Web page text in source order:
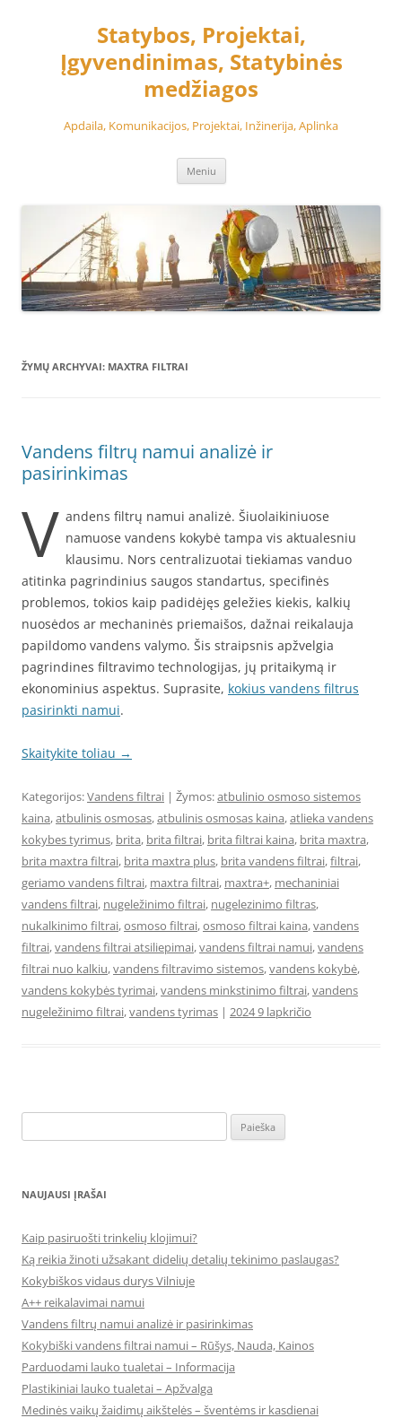
Statybos, Projektai,
Įgyvendinimas, Statybinės
medžiagos
Apdaila, Komunikacijos, Projektai, Inžinerija, Aplinka
Meniu
ŽYMŲ ARCHYVAI: MAXTRA FILTRAI
Vandens filtrų namui analizė ir
pasirinkimas
V andens filtrų namui analizė. Šiuolaikiniuose
namuose vandens kokybė tampa vis aktualesniu
klausimu. Nors centralizuotai tiekiamas vanduo
atitinka pagrindinius saugos standartus, specifinės
problemos, tokios kaip padidėjęs geležies kiekis, kalkių
nuosėdos ar mechaninės priemaišos, dažnai reikalauja
papildomo vandens valymo. Šis straipsnis apžvelgia
pagrindines filtravimo technologijas, jų pritaikymą ir
ekonominius aspektus. Suprasite, kokius vandens filtrus
pasirinkti namui.
Skaitykite toliau →
Kategorijos:Vandens filtrai | Žymos:atbulinio osmoso sistemos
kaina,atbulinis osmosas,atbulinis osmosas kaina,atlieka vandens
kokybes tyrimus, brita, brita filtrai, brita filtrai kaina, brita maxtra,
brita maxtra filtrai, brita maxtra plus, brita vandens filtrai,filtrai,
geriamo vandens filtrai, maxtra filtrai, maxtra+, mechaniniai
vandens filtrai, nugeležinimo filtrai, nugelezinimo filtras,
nukalkinimo filtrai,osmoso filtrai,osmoso filtrai kaina,vandens
filtrai,vandens filtrai atsiliepimai,vandens filtrai namui,vandens
filtrai nuo kalkiu,vandens filtravimo sistemos,vandens kokybė,
vandens kokybės tyrimai,vandens minkstinimo filtrai,vandens
nugeležinimo filtrai,vandens tyrimas | 2024 9 lapkričio
NAUJAUSI ĮRAŠAI
Kaip pasiruošti trinkelių klojimui?
Ką reikia žinoti užsakant didelių detalių tekinimo paslaugas?
Kokybiškos vidaus durys Vilniuje
A++ reikalavimai namui
Vandens filtrų namui analizė ir pasirinkimas
Kokybiški vandens filtrai namui – Rūšys, Nauda, Kainos
Parduodami lauko tualetai – Informacija
Plastikiniai lauko tualetai – Apžvalga
Medinės vaikų žaidimų aikštelės – šventėms ir kasdienai